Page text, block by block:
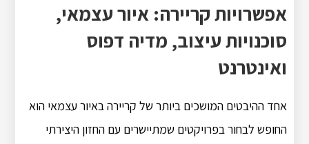
אפשרויות קריירה: איור עצמאי,
סוכנויות עיצוב, מדיה דפוס
ואינטרנט
אחד ההיבטים המושכים ביותר של קריירה באיור עצמאי הוא
החופש לבחור בפרויקטים שמתיישרים עם החזון היצירתי